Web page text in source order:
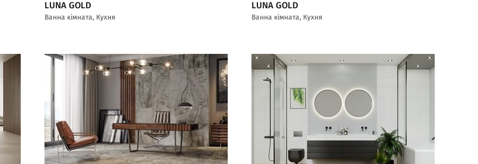
LUNA GOLD
Ванна кімната, Кухня
LUNA GOLD
Ванна кімната, Кухня